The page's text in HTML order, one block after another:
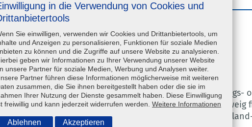
Eigengewicht
Minibagger-Vermietung
und vielseitig einsetzbares Gerät für Ihre Sanierungs-
optimal für Sie geeignet! Bei Steinwedel in Braunschweig
Als Teil vonSYSTEM LIFT vermieten wir sogar
in die Verwendung von Cookies und
Sie einwilligen, verwenden wir Cookies und Drittanbietertools, um
und Anzeigen zu personalisieren, Funktionen für soziale Medien
zu können und die Zugriffe auf unsere Website zu analysieren.
geben wir Informationen zu Ihrer Verwendung unserer Website
unsere Partner für soziale Medien, Werbung und Analysen weiter.
Partner führen diese Informationen möglicherweise mit weiteren
zusammen, die Sie ihnen bereitgestellt haben oder die sie im
Ihrer Nutzung der Dienste gesammelt haben. Diese Einwilligung
freiwillig und kann jederzeit widerrufen werden. Weitere Informationen
Ablehnen Akzeptieren